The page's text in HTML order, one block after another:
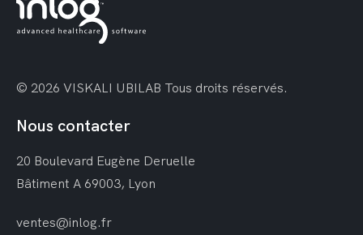
© 2026 VISKALI UBILAB Tous droits réservés.
Nous contacter
20 Boulevard Eugène Deruelle
Bâtiment A 69003, Lyon
ventes@inlog.fr